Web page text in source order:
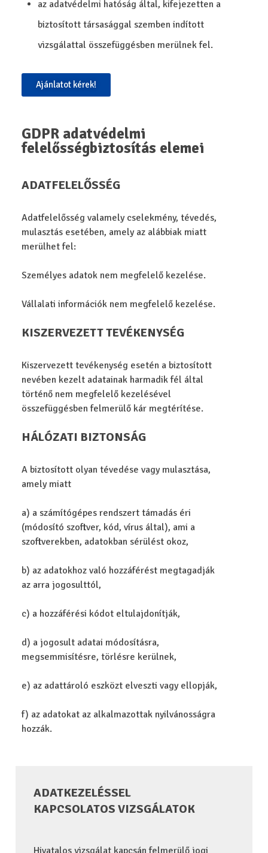
az adatvédelmi hatóság által, kifejezetten a
biztosított társasággal szemben indított
vizsgálattal összefüggésben merülnek fel.
Ajánlatot kérek!
GDPR adatvédelmi
felelősségbiztosítás elemei
ADATFELELŐSSÉG
Adatfelelősség valamely cselekmény, tévedés,
mulasztás esetében, amely az alábbiak miatt
merülhet fel:
Személyes adatok nem megfelelő kezelése.
Vállalati információk nem megfelelő kezelése.
KISZERVEZETT TEVÉKENYSÉG
Kiszervezett tevékenység esetén a biztosított
nevében kezelt adatainak harmadik fél által
történő nem megfelelő kezelésével
összefüggésben felmerülő kár megtérítése.
HÁLÓZATI BIZTONSÁG
A biztosított olyan tévedése vagy mulasztása,
amely miatt
a) a számítógépes rendszert támadás éri
(módosító szoftver, kód, vírus által), ami a
szoftverekben, adatokban sérülést okoz,
b) az adatokhoz való hozzáférést megtagadják
az arra jogosulttól,
c) a hozzáférési kódot eltulajdonítják,
d) a jogosult adatai módosításra,
megsemmisítésre, törlésre kerülnek,
e) az adattároló eszközt elveszti vagy ellopják,
f) az adatokat az alkalmazottak nyilvánosságra
hozzák.
ADATKEZELÉSSEL
KAPCSOLATOS VIZSGÁLATOK
Hivatalos vizsgálat kapcsán felmerülő jogi